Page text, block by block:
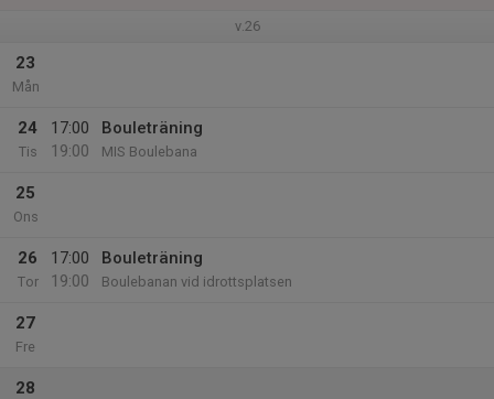
v.26
23
Mån
24
Tis
17:00
19:00
Bouleträning
MIS Boulebana
25
Ons
26
Tor
17:00
19:00
Bouleträning
Boulebanan vid idrottsplatsen
27
Fre
28